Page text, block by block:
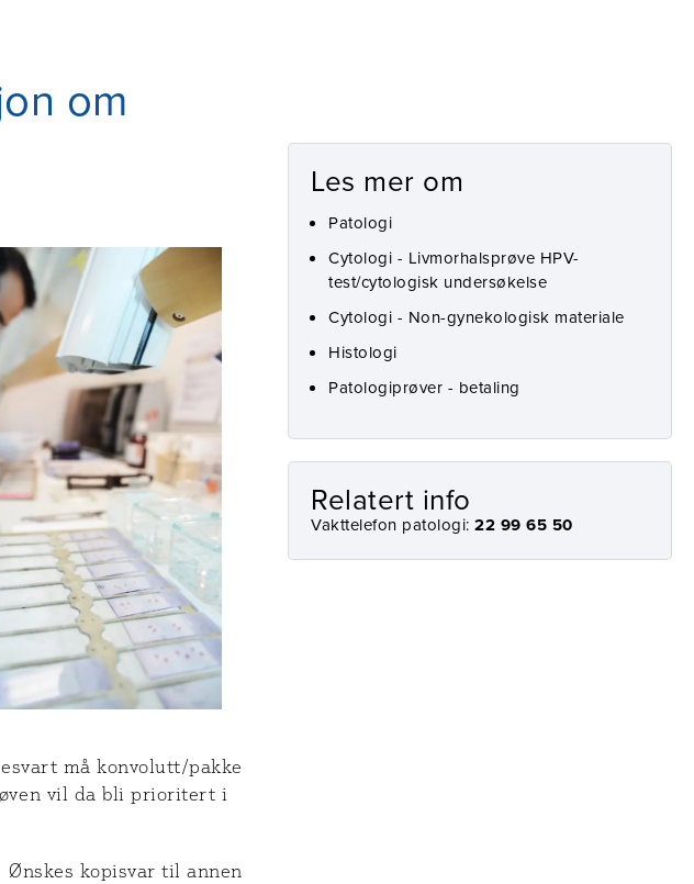
om
må konvolutt/pakke
vil da bli prioritert i
kopisvar til annen
Les mer om
Patologi
Cytologi - Livmorhalsprøve HPV-
test/cytologisk undersøkelse
Cytologi - Non-gynekologisk materiale
Histologi
Patologiprøver - betaling
Relatert info
Vakttelefon patologi:22 99 65 50